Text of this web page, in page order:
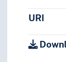
URI